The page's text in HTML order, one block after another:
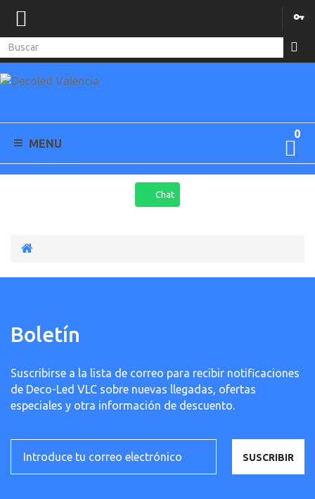
0
MENU
Chat
Boletín
Suscribirse a la lista de correo para recibir notificaciones
de Deco-Led VLC sobre nuevas llegadas, ofertas
especiales y otra información de descuento.
SUSCRIBIR